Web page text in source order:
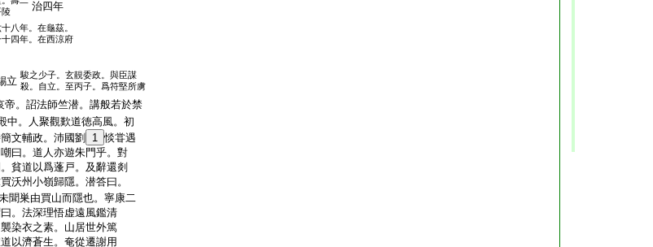
陵
治四年
八年。在龜茲。
十四年。在西涼府
立 駿之少子。玄靚委政。與臣謀
殺。自立。至丙子。爲符堅所虜
。詔法師竺潜。講般若於禁
中。人聚觀歎道徳高風。初
文輔政。沛國劉 1 惔甞遇
曰。道人亦遊朱門乎。對
貧道以爲蓬戸。及辭還剡
沃州小嶺歸隱。潜答曰。
聞巣由買山而隱也。寧康二
。法深理悟虚遠風鑑清
染衣之素。山居世外篤
以濟蒼生。奄從遷謝用